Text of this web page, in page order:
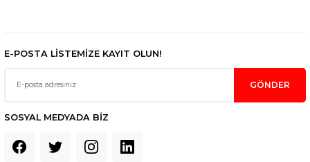
E-POSTA LİSTEMİZE KAYIT OLUN!
GÖNDER
SOSYAL MEDYADA BİZ